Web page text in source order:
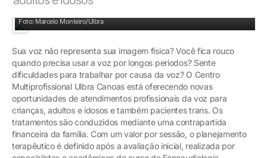
Foto: Marcelo Monteiro/Ulbra
Sua voz não representa sua imagem física? Você fica rouco
quando precisa usar a voz por longos períodos? Sente
dificuldades para trabalhar por causa da voz? O Centro
Multiprofissional Ulbra Canoas está oferecendo novas
oportunidades de atendimentos profissionais da voz para
crianças, adultos e idosos e também pacientes trans. Os
tratamentos são conduzidos mediante uma contrapartida
financeira da família. Com um valor por sessão, o planejamento
terapêutico é definido após a avaliação inicial, realizada por